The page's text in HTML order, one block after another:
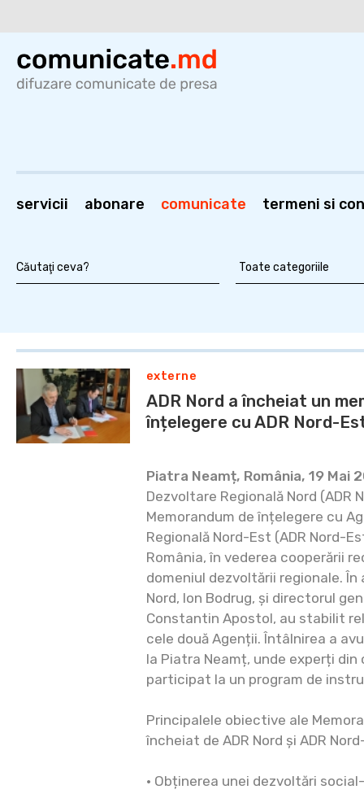
servicii abonare comunicate termeni si
externe
ADR Nord a încheiat un
înțelegere cu ADR Nord-
Piatra Neamț, România, 19 Mai
Dezvoltare Regională Nord (ADR
Memorandum de înțelegere cu
Regională Nord-Est (ADR Nord-
România, în vederea cooperării
domeniul dezvoltării regionale.
Nord, Ion Bodrug, și directorul
Constantin Apostol, au stabilit
cele două Agenții. Întâlnirea a
la Piatra Neamț, unde experți din
participat la un program de
Principalele obiective ale
încheiat de ADR Nord și ADR
• Obținerea unei dezvoltări